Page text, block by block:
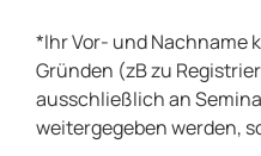
*Ihr Vor- und Nachname
Gründen (zB zu
ausschließlich an
weitergegeben werden,